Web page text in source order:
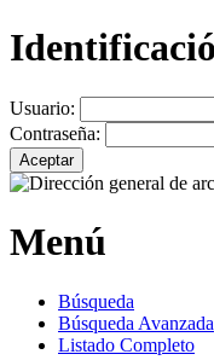
Usuario:
Contraseña:
Menú
Búsqueda
Búsqueda Avanzada
Listado Completo